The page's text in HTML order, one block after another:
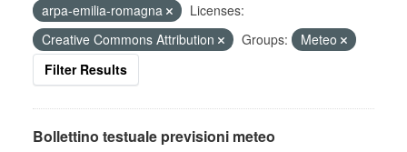
arpa-emilia-romagna
Licenses:
Creative Commons Attribution
Groups:
Meteo
Filter Results
Bollettino testuale previsioni meteo